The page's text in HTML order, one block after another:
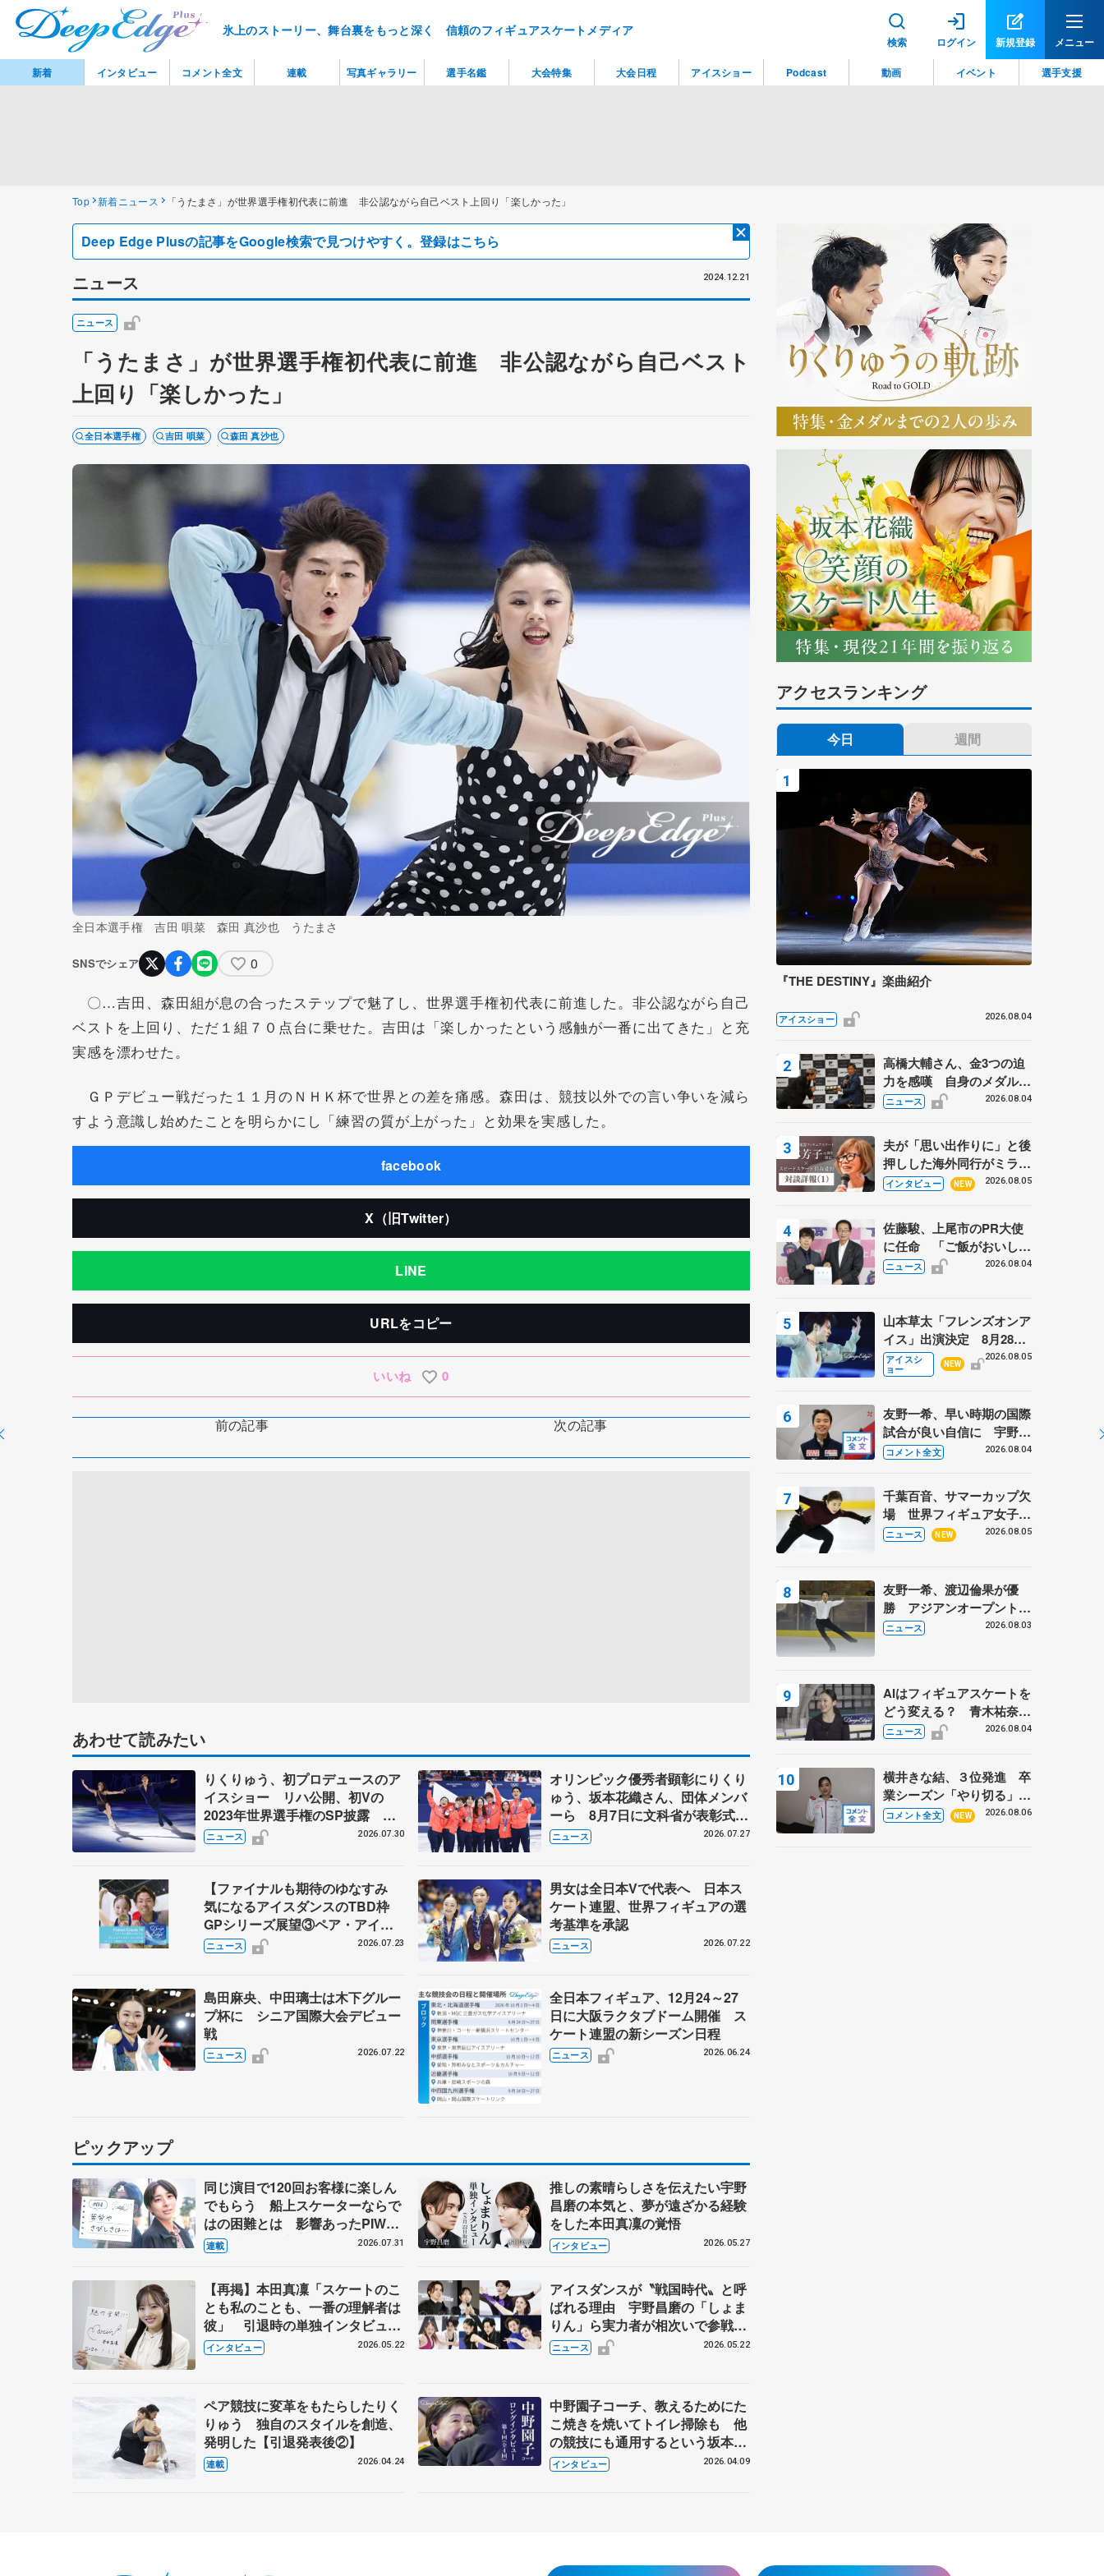
氷上のストーリー、舞台裏をもっと深く 信頼のフィギュアスケートメディア
検索 ログイン 新規登録 メニュー
Top 新着ニュース 「うたまさ」が世界選手権初代表に前進 非公認ながら自己ベスト上回り「楽しかった」
Deep Edge Plusの記事をGoogle検索で見つけやすく。登録はこちら
ニュース 2024.12.21
ニュース
「うたまさ」が世界選手権初代表に前進 非公認ながら自己ベスト
上回り「楽しかった」
全日本選手権 吉田 唄菜 森田 真沙也
全日本選手権 吉田 唄菜 森田 真沙也 うたまさ
SNSでシェア 0
〇…吉田、森田組が息の合ったステップで魅了し、世界選手権初代表に前進した。非公認ながら自己
ベストを上回り、ただ１組７０点台に乗せた。吉田は「楽しかったという感触が一番に出てきた」と充
実感を漂わせた。
ＧＰデビュー戦だった１１月のＮＨＫ杯で世界との差を痛感。森田は、競技以外での言い争いを減ら
すよう意識し始めたことを明らかにし「練習の質が上がった」と効果を実感した。
facebook
X（旧Twitter）
LINE
URLをコピー
いいね 0
前の記事 次の記事
あわせて読みたい
りくりゅう、初プロデュースのア
イスショー リハ公開、初Vの
2023年世界選手権のSP披露 ハ
ゼボロ、チョクベイら豪華メンバ
ーが来日
ニュース 2026.07.30
オリンピック優秀者顕彰にりくり
ゅう、坂本花織さん、団体メンバ
ーら 8月7日に文科省が表彰式、
ブルーノ・マルコット、中野園子
らコーチも
ニュース 2026.07.27
【ファイナルも期待のゆなすみ
気になるアイスダンスのTBD枠
GPシリーズ展望③ペア・アイス
ダンス編】 ポッドキャスト#74
を配信
ニュース 2026.07.23
男女は全日本Vで代表へ 日本ス
ケート連盟、世界フィギュアの選
考基準を承認
ニュース 2026.07.22
島田麻央、中田璃士は木下グルー
プ杯に シニア国際大会デビュー
戦
ニュース 2026.07.22
全日本フィギュア、12月24～27
日に大阪ラクタブドーム開催 ス
ケート連盟の新シーズン日程
ニュース 2026.06.24
ピックアップ
同じ演目で120回お客様に楽しん
でもらう 船上スケーターならで
はの困難とは 影響あったPIW前
キャプテン松永さんの存在
連載 2026.07.31
推しの素晴らしさを伝えたい宇野
昌磨の本気と、夢が遠ざかる経験
をした本田真凜の覚悟
インタビュー 2026.05.27
【再掲】本田真凜「スケートのこ
とも私のことも、一番の理解者は
彼」 引退時の単独インタビュー
で語った競技人生や家族、恋人、
これからの夢…
インタビュー 2026.05.22
アイスダンスが〝戦国時代〟と呼
ばれる理由 宇野昌磨の「しょま
りん」ら実力者が相次いで参戦
国内の競争激化
ニュース 2026.05.22
ペア競技に変革をもたらしたりく
りゅう 独自のスタイルを創造、
発明した【引退発表後②】
連載 2026.04.24
中野園子コーチ、教えるためにた
こ焼きを焼いてトイレ掃除も 他
の競技にも通用するという坂本花
織の筋肉
インタビュー 2026.04.09
アクセスランキング
今日 週間
『THE DESTINY』楽曲紹介
アイスショー 2026.08.04
高橋大輔さん、金3つの迫
力を感嘆 自身のメダルは
「どちらに？」 〝リス兄
野村忠宏さんと対談
ニュース 2026.08.04
夫が「思い出作りに」と後
押しした海外同行がミラノ
まで… 繁華街のリンクで
に 小林芳子さんが振り返
るスケート人生
インタビュー NEW 2026.08.05
佐藤駿、上尾市のPR大使
に任命 「ご飯がおいし
く、住みやすいのが魅力」
ニュース 2026.08.04
山本草太「フレンズオンア
イス」出演決定 8月28日
（金）2公演のみ 荒川静
香さんプロデュース、20
アイスシ
ョー
NEW
2026.08.05
友野一希、早い時期の国際
試合が良い自信に 宇野昌
磨の現役復帰に思っている
トロフィーフリー】
コメント全文 2026.08.04
千葉百音、サマーカップ欠
場 世界フィギュア女子2
位
ニュース NEW 2026.08.05
友野一希、渡辺倫果が優
勝 アジアンオープントロ
フィー
ニュース 2026.08.03
AIはフィギュアスケートを
どう変える？ 青木祐奈と
考える採点、トレーニング
ニュース 2026.08.04
横井きな結、３位発進 卒
業シーズン「やり切る」
【みなとアクルス杯SP】
コメント全文 NEW 2026.08.06
新着 インタビュー コメント全文 連載 写真ギャラリー 選手名鑑 大会特集 大会日程 アイスショー Podcast 動画 イベント 選手支援